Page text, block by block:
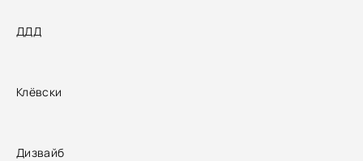
ДДД
Клёвски
Дизвайб